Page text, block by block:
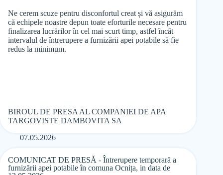
Ne cerem scuze pentru disconfortul creat și vă asigurăm
că echipele noastre depun toate eforturile necesare pentru
finalizarea lucrărilor în cel mai scurt timp, astfel încât
intervalul de întrerupere a furnizării apei potabile să fie
redus la minimum.
BIROUL DE PRESA AL COMPANIEI DE APA
TARGOVISTE DAMBOVITA SA
07.05.2026
COMUNICAT DE PRESĂ - Întrerupere temporară a
furnizării apei potabile în comuna Ocnița, in data de